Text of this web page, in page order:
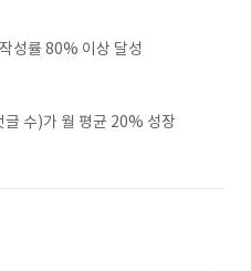
성률 80% 이상 달성
수)가 월 평균 20% 성장